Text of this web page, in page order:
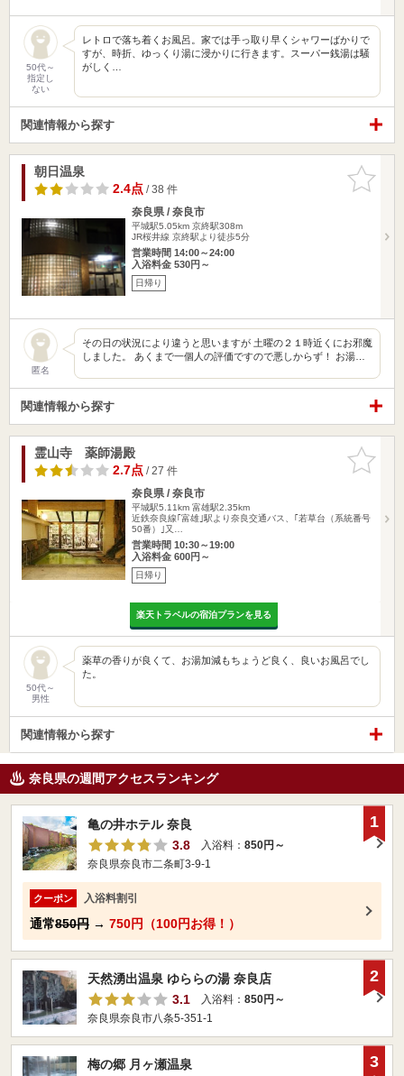
50代～
指定し
ない
レトロで落ち着くお風呂。家では手っ取り早くシャワーばかりで
すが、時折、ゆっくり湯に浸かりに行きます。スーパー銭湯は騒
がしく…
関連情報から探す
お気に入
りに追加
朝日温泉
2.4点/ 38 件
奈良県 / 奈良市
平城駅5.05km 京終駅308m
JR桜井線 京終駅より徒歩5分
営業時間 14:00～24:00
入浴料金 530円～
日帰り
匿名
その日の状況により違うと思いますが 土曜の２１時近くにお邪魔
しました。 あくまで一個人の評価ですので悪しからず！ お湯…
関連情報から探す
お気に入
りに追加
霊山寺 薬師湯殿
2.7点/ 27 件
奈良県 / 奈良市
平城駅5.11km 富雄駅2.35km
近鉄奈良線｢富雄｣駅より奈良交通バス、｢若草台（系統番号
50番）｣又…
営業時間 10:30～19:00
入浴料金 600円～
日帰り
楽天トラベルの宿泊プランを見る
50代～
男性
薬草の香りが良くて、お湯加減もちょうど良く、良いお風呂でし
た。
関連情報から探す
奈良県の週間アクセスランキング
亀の井ホテル 奈良
3.8
入浴料： 850円～
奈良県奈良市二条町3-9-1
クーポン 入浴料割引
通常850円 → 750円（100円お得！）
1
天然湧出温泉 ゆららの湯 奈良店
3.1
入浴料： 850円～
奈良県奈良市八条5-351-1
2
梅の郷 月ヶ瀬温泉
3